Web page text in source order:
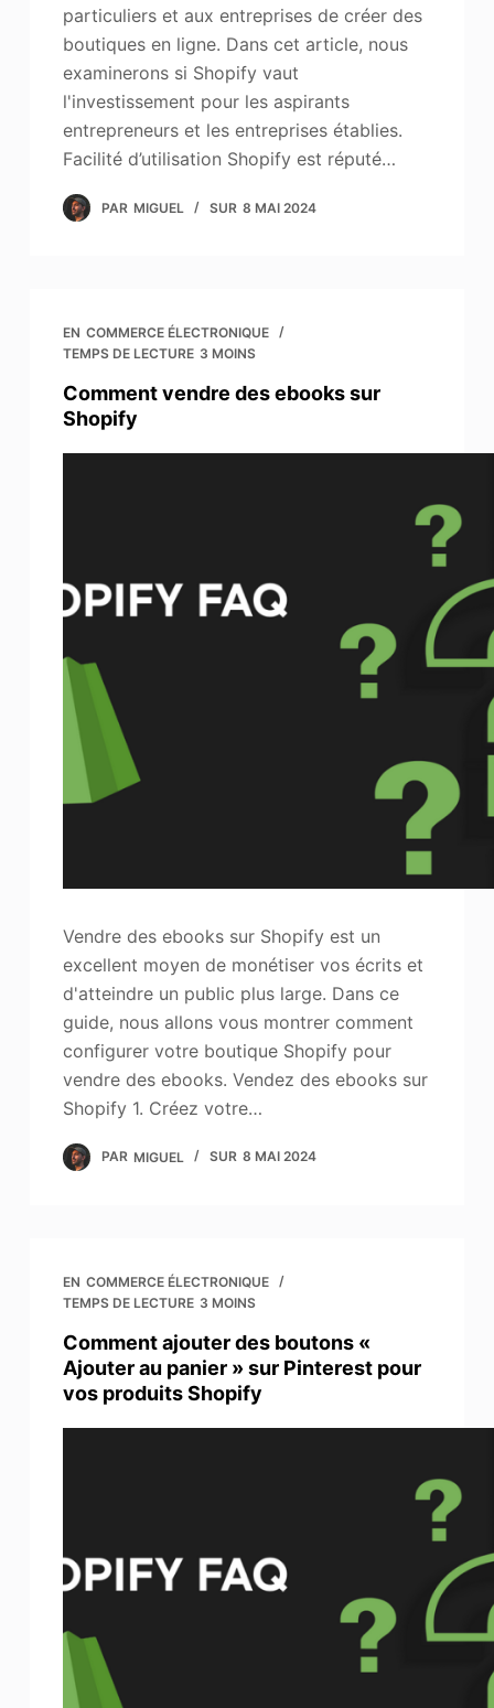
particuliers et aux entreprises de créer des
boutiques en ligne. Dans cet article, nous
examinerons si Shopify vaut
l'investissement pour les aspirants
entrepreneurs et les entreprises établies.
Facilité d’utilisation Shopify est réputé…
PAR MIGUEL SUR 8 MAI 2024
EN COMMERCE ÉLECTRONIQUE
TEMPS DE LECTURE 3 MOINS
Comment vendre des ebooks sur
Shopify
Vendre des ebooks sur Shopify est un
excellent moyen de monétiser vos écrits et
d'atteindre un public plus large. Dans ce
guide, nous allons vous montrer comment
configurer votre boutique Shopify pour
vendre des ebooks. Vendez des ebooks sur
Shopify 1. Créez votre…
PAR MIGUEL SUR 8 MAI 2024
EN COMMERCE ÉLECTRONIQUE
TEMPS DE LECTURE 3 MOINS
Comment ajouter des boutons «
Ajouter au panier » sur Pinterest pour
vos produits Shopify